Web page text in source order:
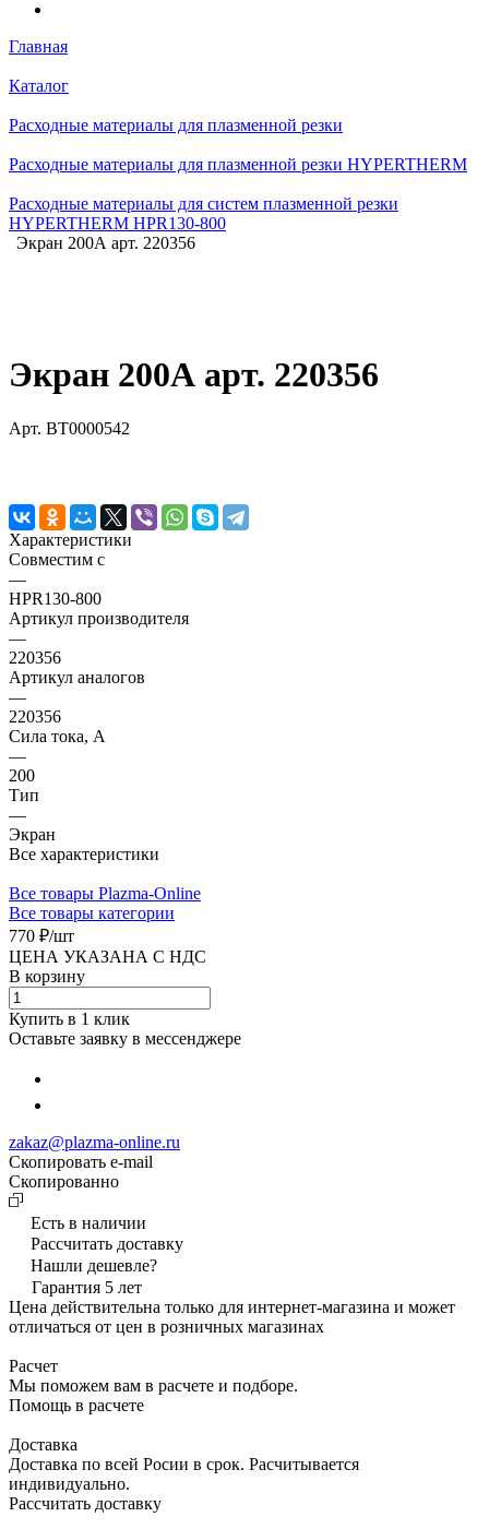
Главная
Каталог
Расходные материалы для плазменной резки
Расходные материалы для плазменной резки HYPERTHERM
Расходные материалы для систем плазменной резки
HYPERTHERM HPR130-800
Экран 200А арт. 220356
Экран 200А арт. 220356
Арт. BT0000542
Характеристики
Совместим с
—
HPR130-800
Артикул производителя
—
220356
Артикул аналогов
—
220356
Сила тока, А
—
200
Тип
—
Экран
Все характеристики
Все товары Plazma-Online
Все товары категории
770 ₽/шт
ЦЕНА УКАЗАНА С НДС
В корзину
Купить в 1 клик
Оставьте заявку в мессенджере
zakaz@plazma-online.ru
Скопировать e-mail
Cкопированно
Есть в наличии
Рассчитать доставку
Нашли дешевле?
Гарантия 5 лет
Цена действительна только для интернет-магазина и может
отличаться от цен в розничных магазинах
Расчет
Мы поможем вам в расчете и подборе.
Помощь в расчете
Доставка
Доставка по всей Росии в срок. Расчитывается
индивидуально.
Рассчитать доставку